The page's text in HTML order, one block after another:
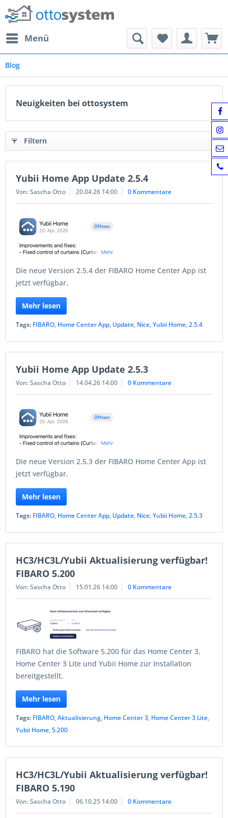
Menü
Blog
Neuigkeiten bei ottosystem
Filtern
Yubii Home App Update 2.5.4
Von: Sascha Otto 20.04.26 14:00 0 Kommentare
Die neue Version 2.5.4 der FIBARO Home Center App ist
jetzt verfügbar.
Mehr lesen
Tags: FIBARO, Home Center App, Update, Nice,Yubii Home,2.5.4
Yubii Home App Update 2.5.3
Von: Sascha Otto 14.04.26 14:00 0 Kommentare
Die neue Version 2.5.3 der FIBARO Home Center App ist
jetzt verfügbar.
Mehr lesen
Tags: FIBARO, Home Center App, Update, Nice,Yubii Home,2.5.3
HC3/HC3L/Yubii Aktualisierung verfügbar!
FIBARO 5.200
Von: Sascha Otto 15.01.26 14:00 0 Kommentare
FIBARO hat die Software 5.200 für das Home Center 3,
Home Center 3 Lite und Yubii Home zur Installation
bereitgestellt.
Mehr lesen
Tags: FIBARO,Aktualisierung, Home Center 3, Home Center 3 Lite,
Yubii Home,5.200
HC3/HC3L/Yubii Aktualisierung verfügbar!
FIBARO 5.190
Von: Sascha Otto 06.10.25 14:00 0 Kommentare